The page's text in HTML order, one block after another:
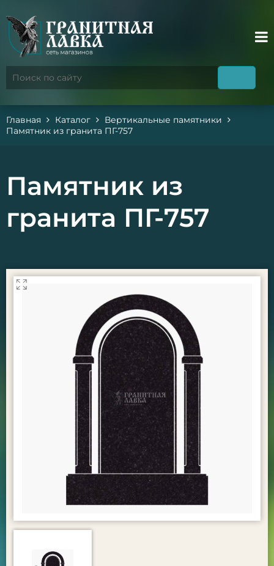
Главная Каталог
Вертикальные памятники
Памятник из гранита ПГ-757
Памятник из
гранита ПГ-757